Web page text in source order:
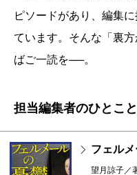
ピソードがあり、編集
ています。そんな「裏
ばご一読を──。
担当編集者のひとこと
フェル
望月諒子／